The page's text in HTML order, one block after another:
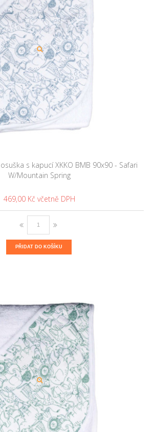
s kapucí XKKO BMB 90x90 - Safari
W/Mountain Spring
469,00 Kč
PŘIDAT DO KOŠÍKU